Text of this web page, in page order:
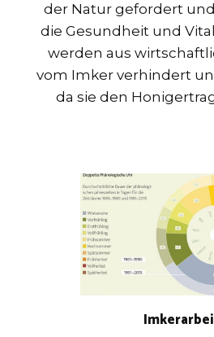
der Natur gefordert
die Gesundheit und
werden aus
vom Imker verhindert
da sie den